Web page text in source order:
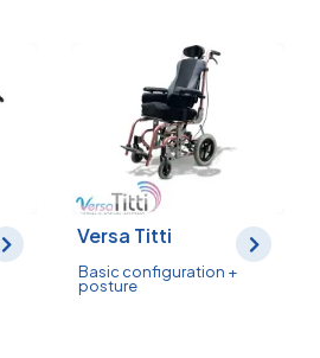
Versa Titti
Basic configuration +
posture